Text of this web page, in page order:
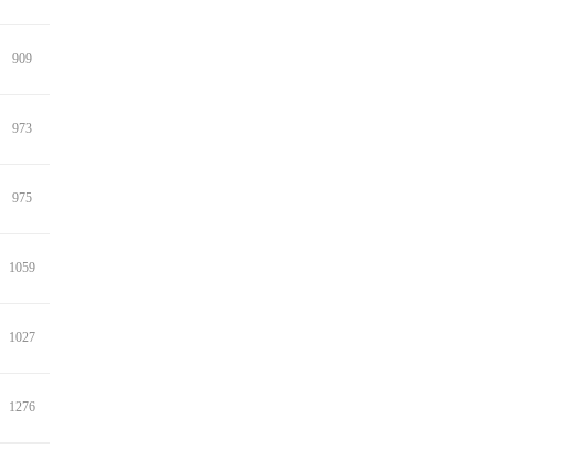
909
973
975
1059
1027
1276